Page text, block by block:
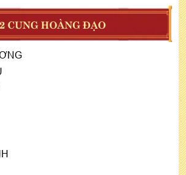
CUNG HOÀNG ĐẠO